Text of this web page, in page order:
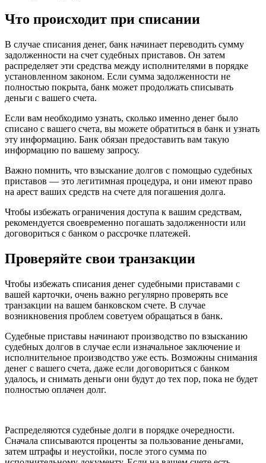
Что происходит при списании
В случае списания денег, банк начинает переводить сумму
задолженности на счет судебных приставов. Он затем
распределяет эти средства между исполнителями в порядке
установленном законом. Если сумма задолженности не
полностью покрыта, банк может продолжать списывать
деньги с вашего счета.
Если вам необходимо узнать, сколько именно денег было
списано с вашего счета, вы можете обратиться в банк и узнать
эту информацию. Банк обязан предоставить вам такую
информацию по вашему запросу.
Важно помнить, что взыскание долгов с помощью судебных
приставов — это легитимная процедура, и они имеют право
на арест ваших средств на счете для погашения долга.
Чтобы избежать ограничения доступа к вашим средствам,
рекомендуется своевременно погашать задолженности или
договориться с банком о рассрочке платежей.
Проверяйте свои транзакции
Чтобы избежать списания денег судебными приставами с
вашей карточки, очень важно регулярно проверять все
транзакции на вашем банковском счете. В случае
возникновения проблем советуем обращаться в банк.
Судебные приставы начинают производство по взысканию
судебных долгов в случае если изначальное заключение и
исполнительное производство уже есть. Возможны снимания
денег с вашего счета, даже если договориться с банком
удалось, и снимать деньги они будут до тех пор, пока не будет
полностью оплачен долг.
Распределяются судебные долги в порядке очередности.
Сначала списываются проценты за пользование деньгами,
затем штрафы и неустойки, после этого сумма по